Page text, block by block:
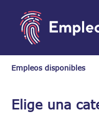
Empleos disponibles
Elige una